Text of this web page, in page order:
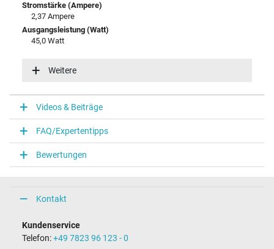
Stromstärke (Ampere)
2,37 Ampere
Ausgangsleistung (Watt)
45,0 Watt
100-240V / 50-60Hz
Notebook Stecker
Steckertyp / -form
rund / 90° abgewinkelt
Steckerlänge (mm)
9,8 mm
4,0 mm / 1,2 mm
Länge Anschlusskabel (m) (ca.)
2.00 m
Weitere
Videos & Beiträge
FAQ/Expertentipps
Bewertungen
Kontakt
Kundenservice
Telefon:+49 7823 96 123 - 0